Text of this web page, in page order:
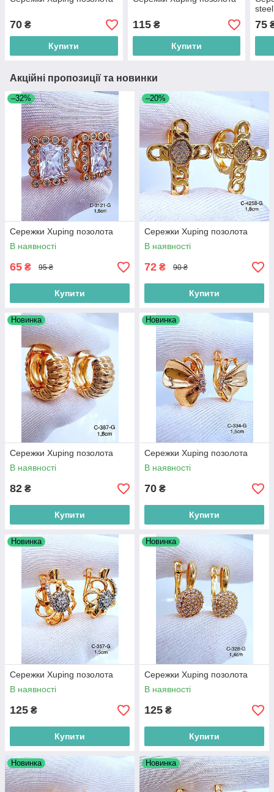
70 ₴
Купити
115₴
Купити
75
Акційні пропозиції та новинки
–32%
Сережки Xuping позолота
В наявності
65 ₴ 95 ₴
Купити
–20%
Сережки Xuping позолота
В наявності
72 ₴ 90 ₴
Купити
Новинка
Сережки Xuping позолота
В наявності
82 ₴
Купити
Новинка
Сережки Xuping позолота
В наявності
70 ₴
Купити
Новинка
Сережки Xuping позолота
В наявності
125 ₴
Купити
Новинка
Сережки Xuping позолота
В наявності
125 ₴
Купити
Новинка Новинка